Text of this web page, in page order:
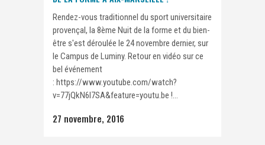
Rendez-vous traditionnel du sport universitaire
provençal, la 8ème Nuit de la forme et du bien-
être s'est déroulée le 24 novembre dernier, sur
le Campus de Luminy. Retour en vidéo sur ce
bel événement
: https://www.youtube.com/watch?
v=77jQkN6l7SA&feature=youtu.be !...
27 novembre, 2016